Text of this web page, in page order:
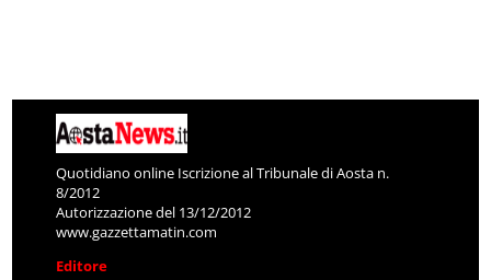
Quotidiano online Iscrizione al Tribunale di Aosta n.
8/2012
Autorizzazione del 13/12/2012
www.gazzettamatin.com
Editore